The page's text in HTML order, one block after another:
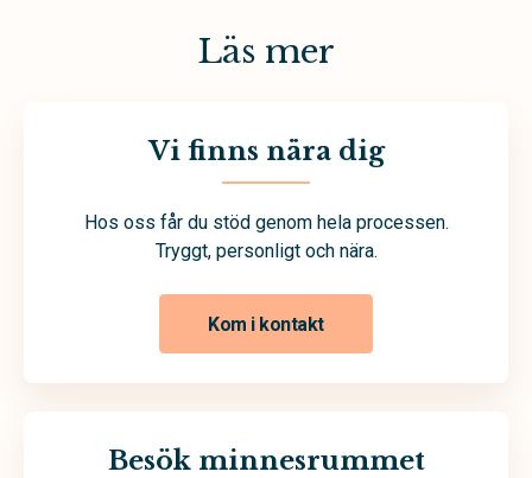
Läs mer
Vi finns nära dig
Hos oss får du stöd genom hela processen.
Tryggt, personligt och nära.
Kom i kontakt
Besök minnesrummet